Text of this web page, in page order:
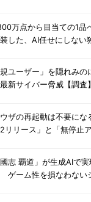
万点から目当ての1
した、AI任せにしない
規ユーザー」を隠れみ
新サイバー脅威【調査】
ザの再起動は不要に
2リリース」と「無停止
國志 覇道」が生成AIで
ゲーム性を損なわない